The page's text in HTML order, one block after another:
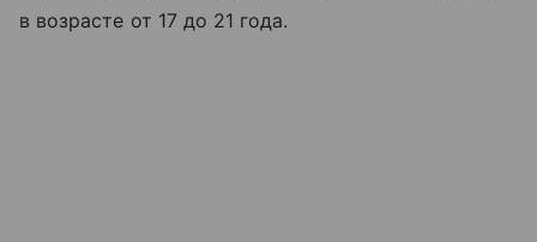
в возрасте от 17 до 21 года.